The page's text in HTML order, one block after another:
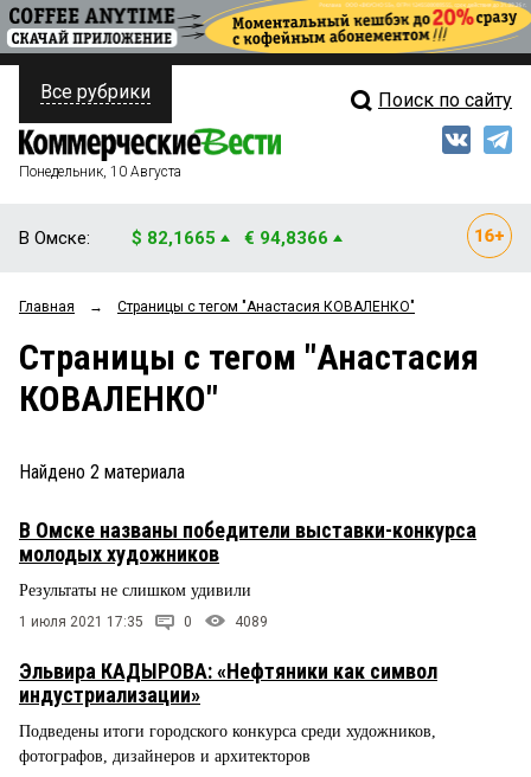
ПОЛИТИКА
ФИНАНСЫ
ОБЩЕСТВО
ЗАКОН
ПРОИСШЕСТВИЯ
СТИЛЬ ЖИЗНИ
Свежий выпуск
Мнения
Рейтинги
Все рубрики Поиск по сайту
Понедельник, 10 Августа
В Омске: $ 82,1665 € 94,8366
Главная → Страницы c тегом "Анастасия КОВАЛЕНКО"
Страницы c тегом "Анастасия
КОВАЛЕНКО"
Найдено 2 материала
В Омске названы победители выставки-конкурса
молодых художников
Результаты не слишком удивили
1 июля 2021 17:35 0 4089
Эльвира КАДЫРОВА: «Нефтяники как символ
индустриализации»
Подведены итоги городского конкурса среди художников,
фотографов, дизайнеров и архитекторов